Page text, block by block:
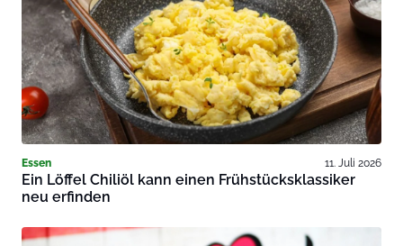
Essen 11. Juli 2026
Ein Löffel Chiliöl kann einen Frühstücksklassiker
neu erfinden